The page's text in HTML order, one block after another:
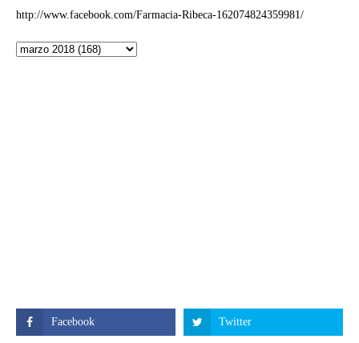
http://www.facebook.com/Farmacia-Ribeca-162074824359981/